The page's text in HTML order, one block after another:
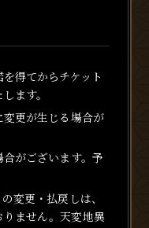
得てからチケット
ます。
変更が生じる場合が
がございます。予
変更・払戻しは、
ません。天変地異